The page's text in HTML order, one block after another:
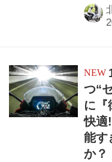
のバ
つ“
に『
快適
能す
か？